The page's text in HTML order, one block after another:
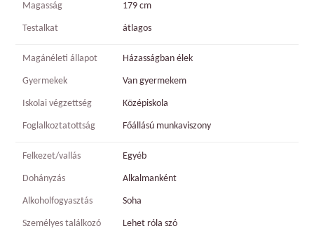
Magasság 179 cm
Testalkat átlagos
Magánéleti állapot Házasságban élek
Gyermekek Van gyermekem
Iskolai végzettség Középiskola
Foglalkoztatottság Főállású munkaviszony
Felkezet/vallás Egyéb
Dohányzás Alkalmanként
Alkoholfogyasztás Soha
Személyes találkozó Lehet róla szó